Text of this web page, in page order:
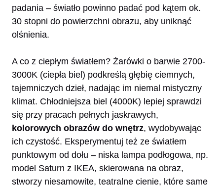
padania – światło powinno padać pod kątem ok.
30 stopni do powierzchni obrazu, aby uniknąć
olśnienia.
A co z ciepłym światłem? Żarówki o barwie 2700-
3000K (ciepła biel) podkreślą głębię ciemnych,
tajemniczych dzieł, nadając im niemal mistyczny
klimat. Chłodniejsza biel (4000K) lepiej sprawdzi
się przy pracach pełnych jaskrawych,
kolorowych obrazów do wnętrz, wydobywając
ich czystość. Eksperymentuj też ze światłem
punktowym od dołu – niska lampa podłogowa, np.
model Saturn z IKEA, skierowana na obraz,
stworzy niesamowite, teatralne cienie, które same